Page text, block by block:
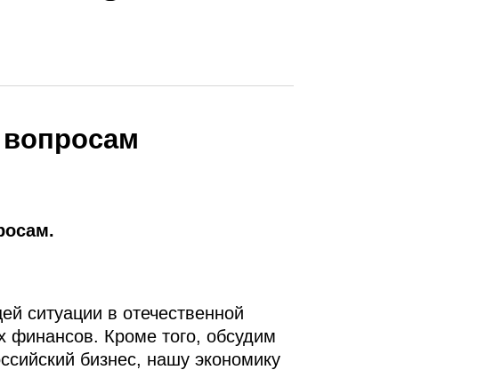
ситуации в отечественной
финансов. Кроме того, обсудим
бизнес, нашу экономику